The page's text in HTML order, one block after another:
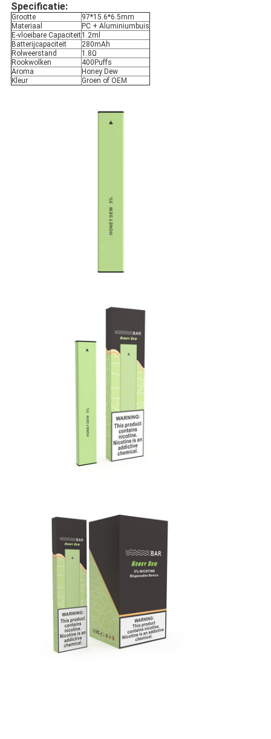
Specificatie:
Grootte
97*15.6*6.5mm
Materiaal
PC + Aluminiumbuis
E-vloeibare Capaciteit1.2ml
Batterijcapaciteit
280mAh
Rolweerstand
1.8Ω
Rookwolken
400Puffs
Aroma
Honey Dew
Kleur
Groen of OEM